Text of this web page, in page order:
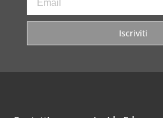
Iscriviti